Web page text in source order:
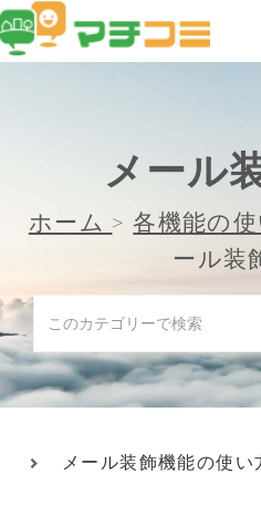
メール
ホーム > 各機能の
ール装
メール装飾機能の使い